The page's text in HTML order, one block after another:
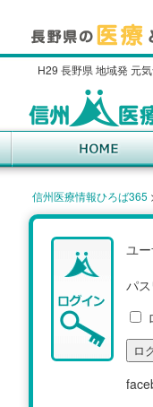
H29 長野県 地域発 元
信州医療情報ひろば365
ユ
パ